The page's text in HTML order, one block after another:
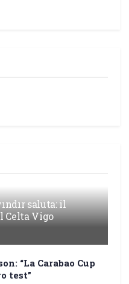
saluta: il
Celta Vigo
“La Carabao Cup
test”